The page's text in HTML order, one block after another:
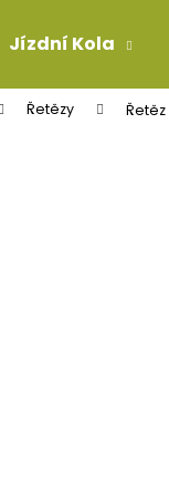
Jízdní Kola
Řetězy Řetěz
TELLIS V2